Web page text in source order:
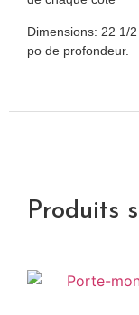
Dimensions: 22 1/
po de profondeur.
Produits